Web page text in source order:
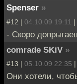
Spenser »
#12 | 04.10.09 19:11 |
- Скоро
comrade SKiV »
#13 | 05.10.09 22:35 |
Они хотели,